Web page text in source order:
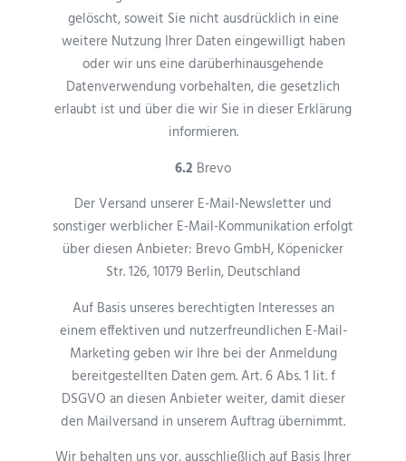
gelöscht, soweit Sie nicht ausdrücklich in eine
weitere Nutzung Ihrer Daten eingewilligt haben
oder wir uns eine darüberhinausgehende
Datenverwendung vorbehalten, die gesetzlich
erlaubt ist und über die wir Sie in dieser Erklärung
informieren.
6.2 Brevo
Der Versand unserer E-Mail-Newsletter und
sonstiger werblicher E-Mail-Kommunikation erfolgt
über diesen Anbieter: Brevo GmbH, Köpenicker
Str. 126, 10179 Berlin, Deutschland
Auf Basis unseres berechtigten Interesses an
einem effektiven und nutzerfreundlichen E-Mail-
Marketing geben wir Ihre bei der Anmeldung
bereitgestellten Daten gem. Art. 6 Abs. 1 lit. f
DSGVO an diesen Anbieter weiter, damit dieser
den Mailversand in unserem Auftrag übernimmt.